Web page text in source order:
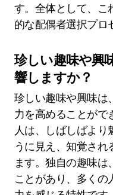
す。全体として、こ
的な配偶者選択プロ
珍しい趣味や興
響しますか？
珍しい趣味や興味は
力を高めることがで
人は、しばしばより
うに見え、知覚され
ます。独自の趣味
ことがあり、多くの